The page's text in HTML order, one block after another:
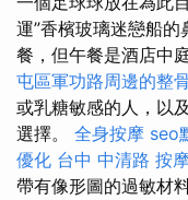
運”香檳玻璃迷戀船的
餐，但午餐是酒店中
屯區軍功路周邊的整
或乳糖敏感的人，以
選擇。 全身按摩 seo
優化 台中 中清路 按
帶有像形圖的過敏材